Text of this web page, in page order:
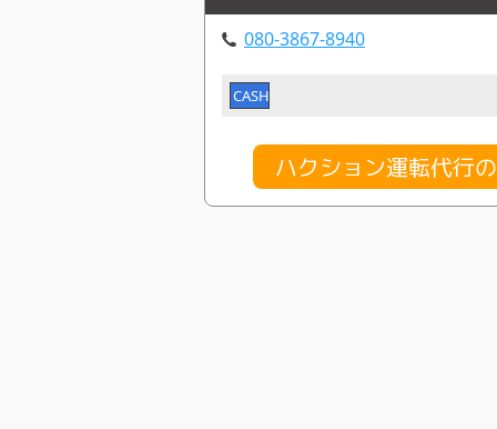
080-3867-8940
CASH
ハクション運転代行